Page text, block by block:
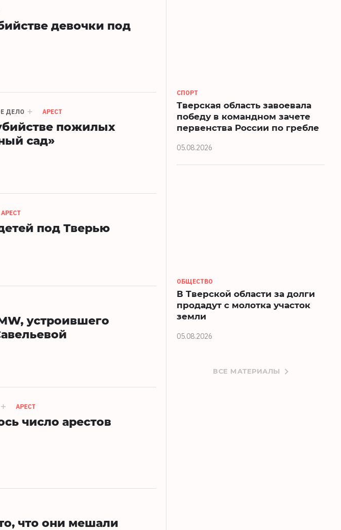
девочки под
ДЕЛО АРЕСТ
пожилых
сад»
АРЕСТ
под Тверью
устроившего
АРЕСТ
число арестов
что они мешали
СПОРТ
Тверская область завоевала
победу в командном зачете
первенства России по гребле
05.08.2026
ОБЩЕСТВО
В Тверской области за долги
продадут с молотка участок
земли
05.08.2026
ВСЕ МАТЕРИАЛЫ